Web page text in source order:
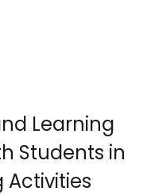
Learning
Students in
Activities